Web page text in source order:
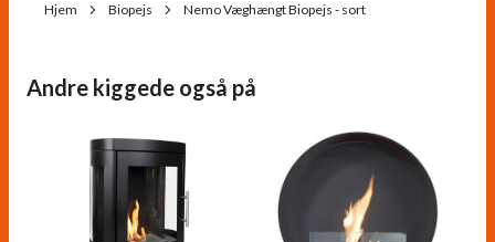
Hjem Biopejs Nemo Væghængt Biopejs - sort
Andre kiggede også på